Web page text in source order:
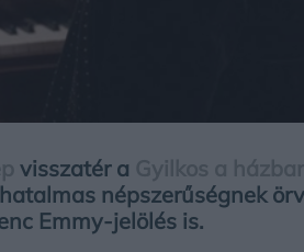
visszatér a
népszerűségnek
Emmy-jelölés is.